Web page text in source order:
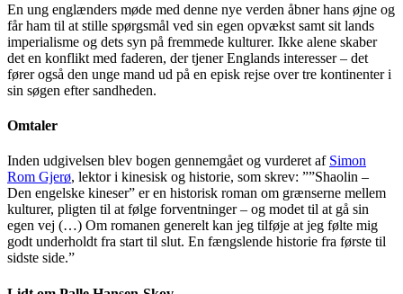
En ung englænders møde med denne nye verden åbner hans øjne og
får ham til at stille spørgsmål ved sin egen opvækst samt sit lands
imperialisme og dets syn på fremmede kulturer. Ikke alene skaber
det en konflikt med faderen, der tjener Englands interesser – det
fører også den unge mand ud på en episk rejse over tre kontinenter i
sin søgen efter sandheden.
Omtaler
Inden udgivelsen blev bogen gennemgået og vurderet af Simon
Rom Gjerø, lektor i kinesisk og historie, som skrev: ””Shaolin –
Den engelske kineser” er en historisk roman om grænserne mellem
kulturer, pligten til at følge forventninger – og modet til at gå sin
egen vej (…) Om romanen generelt kan jeg tilføje at jeg følte mig
godt underholdt fra start til slut. En fængslende historie fra første til
sidste side.”